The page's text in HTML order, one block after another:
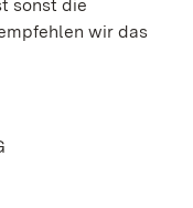
sonst die
wir das